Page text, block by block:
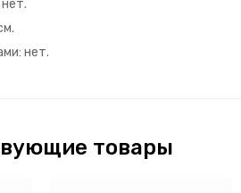
нет.
товары